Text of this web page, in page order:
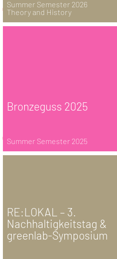
Summer Semester 2026
Theory and History
Bronzeguss 2025
Summer Semester 2025
RE:LOKAL – 3.
Nachhaltigkeitstag &
greenlab-Symposium